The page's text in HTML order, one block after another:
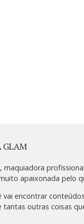
GLAM
maquiadora
apaixonada pelo
vai encontrar
tantas outras coisas